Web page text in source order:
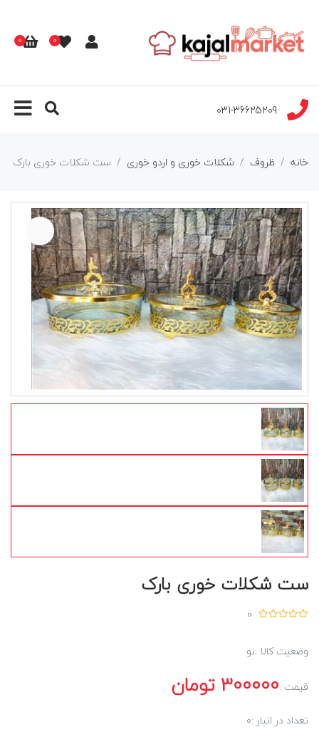
0
0
031-36625209
خانه ظروف شکلات خوری و اردو خوری ست شکلات خوری بارک
ست شکلات خوری بارک
0
وضعیت کالا :نو
قیمت :300000 تومان
تعداد در انبار :0